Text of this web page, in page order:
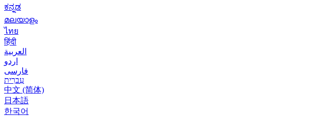
ಕನ್ನಡ
മലയാളം
ไทย
हिंदी
العربية
اردو
فارسی
עִברִית
中文 (简体)
日本語
한국어